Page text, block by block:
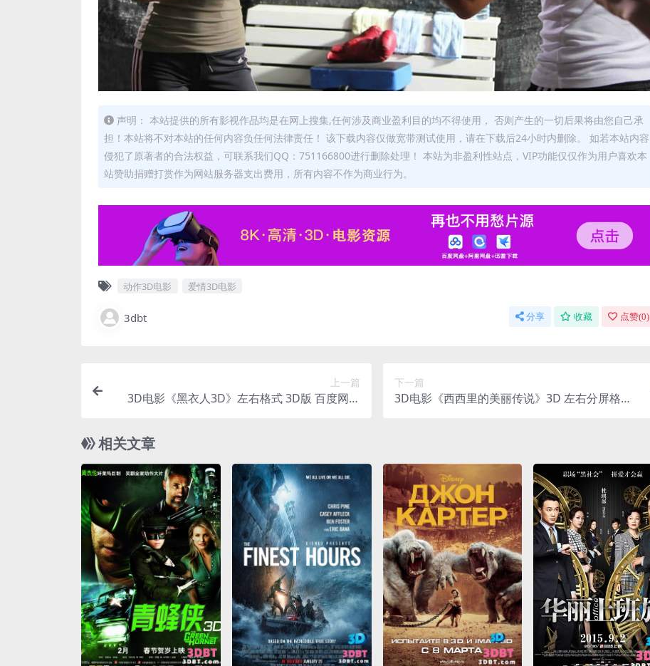
声明： 本站提供的所有影视作品均是在网上搜集,任何涉及商业盈利目的均不得使用， 否则产生的一切后果将由您自己承
担！本站将不对本站的任何内容负任何法律责任！ 该下载内容仅做宽带测试使用，请在下载后24小时内删除。 如若本站内容
侵犯了原著者的合法权益，可联系我们QQ：751166800进行删除处理！ 本站为非盈利性站点，VIP功能仅仅作为用户喜欢本
站赞助捐赠打赏作为网站服务器支出费用，所有内容不作为商业行为。
动作3D电影 爱情3D电影
3dbt 分享 收藏 点赞(0)
上一篇
3D电影《黑衣人3D》左右格式 3D版 百度网盘
下一篇
3D电影《西西里的美丽传说》3D 左右分屏格式
相关文章